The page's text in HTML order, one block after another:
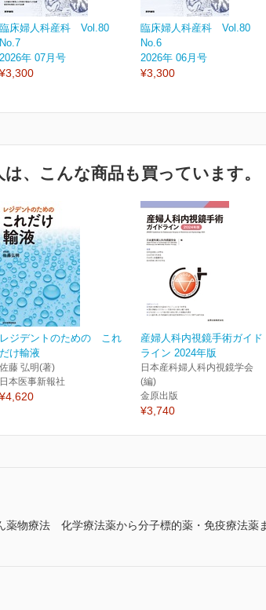
臨床婦人科産科 Vol.80
No.7
2026年 07月号
¥3,300
臨床婦人科産科 Vol.80
No.6
2026年 06月号
¥3,300
、こんな商品も買っています。
レジデントのための これ
だけ輸液
佐藤 弘明(著)
日本医事新報社
¥4,620
産婦人科内視鏡手術ガイド
ライン 2024年版
日本産科婦人科内視鏡学会
(編)
金原出版
¥3,740
物療法 化学療法薬から分子標的薬・免疫療法薬